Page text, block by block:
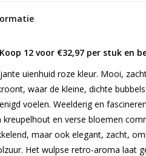
Koop 12 voor €32,97 per stuk en
uienhuid roze kleur. Mooi,
waar de kleine, dichte
voelen. Weelderig en
kreupelhout en verse bloemen
maar ook elegant, zacht,
Het wulpse retro-aroma laat